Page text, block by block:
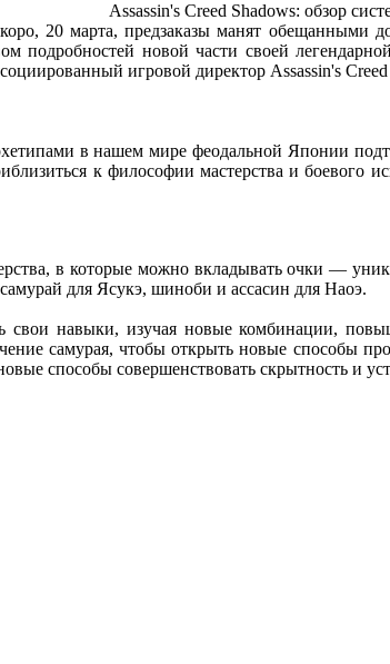
Assassin's Creed Shadows: обзор
20 марта, предзаказы манят обещанными
подробностей новой части своей
игровой директор Assassin's Creed
в нашем мире феодальной Японии
к философии мастерства и боевого
в которые можно вкладывать очки —
для Ясукэ, шиноби и ассасин для Наоэ.
навыки, изучая новые комбинации,
самурая, чтобы открыть новые способы
способы совершенствовать скрытность и